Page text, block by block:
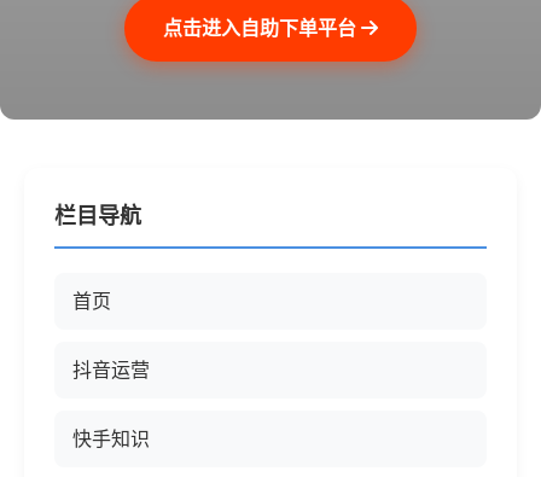
点击进入自助下单平台
栏目导航
首页
抖音运营
快手知识